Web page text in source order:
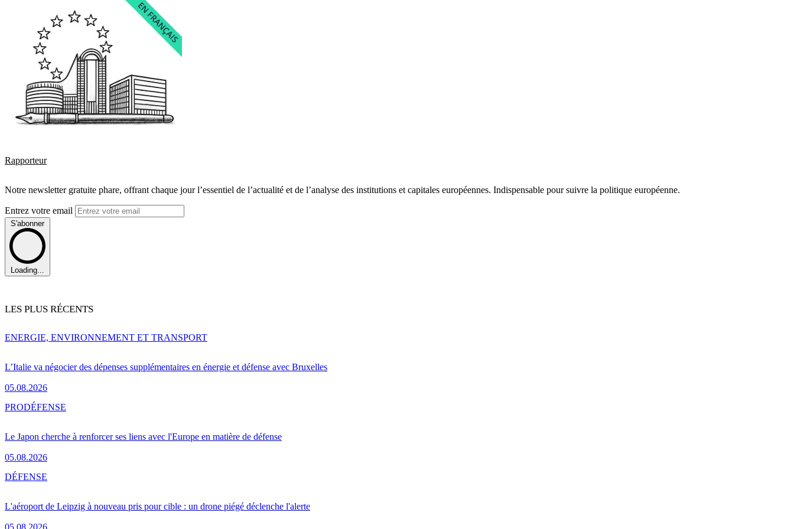
Rapporteur
Notre newsletter gratuite phare, offrant chaque jour l’essentiel de l’actualité et de l’analyse des institutions et capitales européennes. Indispensable pour suivre la politique européenne.
Entrez votre email
S'abonner
Loading...
LES PLUS RÉCENTS
L’Italie va négocier des dépenses supplémentaires en énergie et défense avec Bruxelles
05.08.2026
ENERGIE, ENVIRONNEMENT ET TRANSPORT
Le Japon cherche à renforcer ses liens avec l'Europe en matière de défense
05.08.2026
PRODÉFENSE
L'aéroport de Leipzig à nouveau pris pour cible : un drone piégé déclenche l'alerte
DÉFENSE